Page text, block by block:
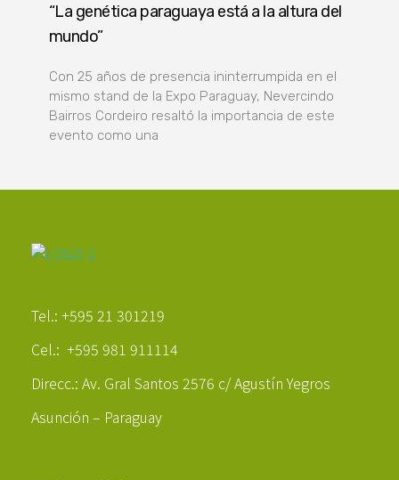
“La genética paraguaya está a la altura del
mundo”
Con 25 años de presencia ininterrumpida en el
mismo stand de la Expo Paraguay, Nevercindo
Bairros Cordeiro resaltó la importancia de este
evento como una
Tel.: +595 21 301219
Cel.: +595 981 911114
Direcc.: Av. Gral Santos 2576 c/ Agustín Yegros
Asunción – Paraguay